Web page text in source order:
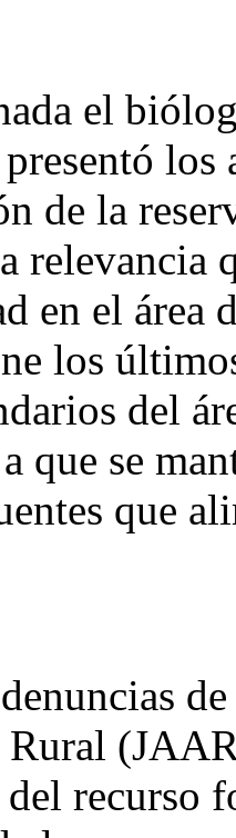
el
los
de la
relevancia
en el área
los
del
que se
que
recurso